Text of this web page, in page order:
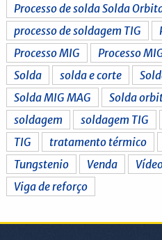
Processo de solda Solda
processo de soldagem TIG
Processo MIG
Processo
Solda
solda e corte
Solda MIG MAG
Solda
soldagem
soldagem TIG
TIG
tratamento térmico
Tungstenio
Venda
Viga de reforço